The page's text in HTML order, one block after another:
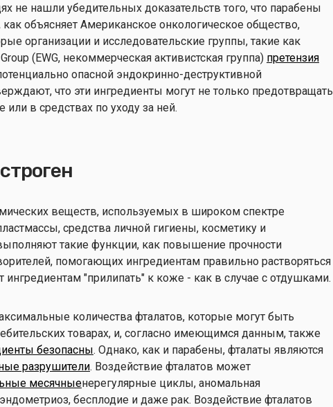
не нашли убедительных доказательств того, что парабены
объясняет Американское онкологическое общество,
организации и исследовательские группы, такие как
(EWG, некоммерческая активистская группа) претензия
опасной эндокринно-деструктивной
что эти ингредиенты могут не только предотвращать
или в средствах по уходу за ней.
веществ, используемых в широком спектре
средства личной гигиены, косметику и
такие функции, как повышение прочности
помогающих ингредиентам правильно растворяться
ингредиентам "прилипать" к коже - как в случае с отдушками.
количества фталатов, которые могут быть
товарах, и, согласно имеющимся данным, также
безопасны. Однако, как и парабены, фталаты являются
разрушители. Воздействие фталатов может
месячныенерегулярные циклы, аномальная
бесплодие и даже рак. Воздействие фталатов